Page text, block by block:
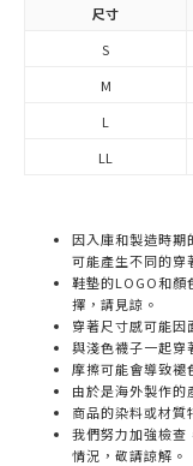
尺寸
S
M
L
LL
因入庫和製造時期
可能產生不同的穿
鞋墊的LOGO和顏
擇，請見諒。
穿著尺寸感可能因
與淺色襪子一起穿
摩擦可能會導致褪
由於是海外製作的
商品的染料或材質
我們努力加強檢查
情況，敬請諒解。